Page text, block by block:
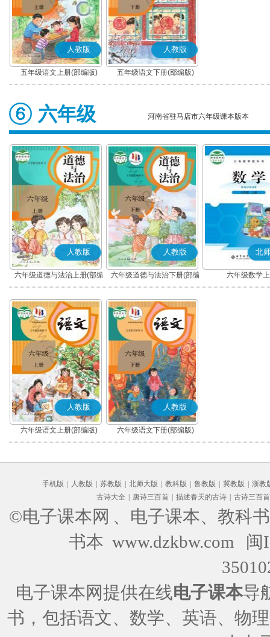
人教版
五年级语文上册(部编版)
人教版
五年级语文下册(部编版)
六年级 河南省驻马店市六年级课本版本
人教版
六年级道德与法治上册(部编
版)
人教版
六年级道德与法治下册(部编
版)
北
六年级数学
人教版
六年级语文上册(部编版)
人教版
六年级语文下册(部编版)
手机版 人教版 苏教版 北师大版 教科版 鲁教版 冀教版
浙教
古诗大全
唐诗三百首 描述春天的古诗 古诗三百首
©电子课本网 、电子课本、教科
书本 www.dzkbw.com
闽
电子课本网提供在线电子课本导
书，包括语文、数学、英语、物